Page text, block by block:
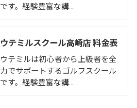
です。経験豊富な講…
ウテミルスクール高崎店 料金表
ウテミルは初心者から上級者を全
力でサポートするゴルフスクール
です。経験豊富な講…